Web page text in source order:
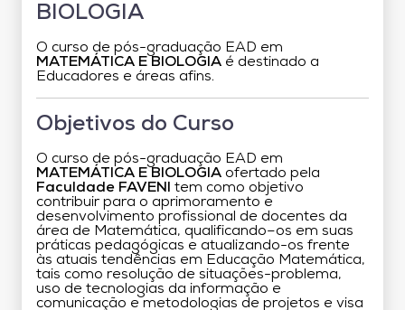
BIOLOGIA
O curso de pós-graduação EAD em
MATEMÁTICA E BIOLOGIA é destinado a
Educadores e áreas afins.
Objetivos do Curso
O curso de pós-graduação EAD em
MATEMÁTICA E BIOLOGIA ofertado pela
Faculdade FAVENI
tem como objetivo
contribuir para o aprimoramento e
desenvolvimento profissional de docentes da
área de Matemática, qualificando–os em suas
práticas pedagógicas e atualizando-os frente
às atuais tendências em Educação Matemática,
tais como resolução de situações-problema,
uso de tecnologias da informação e
comunicação e metodologias de projetos e visa